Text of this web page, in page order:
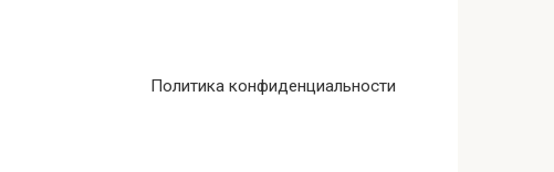
Политика конфиденциальности